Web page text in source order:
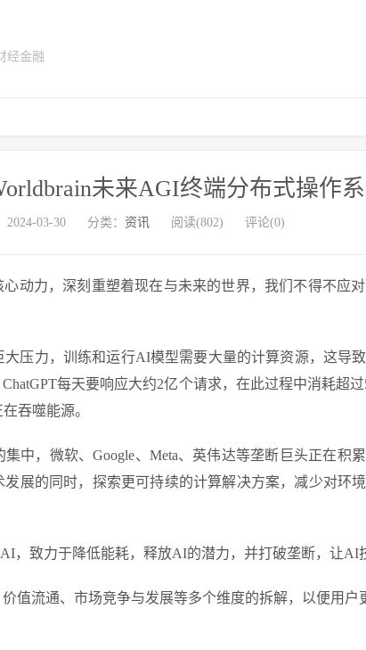
经金融
未来AGI终端分布式操作
2024-03-30 分类： 资讯 阅读(802) 评论(0)
动力，深刻重塑着现在与未来的世界，我们不得不应
压力，训练和运行AI模型需要大量的计算资源，这导
每天要响应大约2亿个请求，在此过程中消耗超
吞噬能源。
中，微软、Google、Meta、英伟达等垄断巨头正在积
展的同时，探索更可持续的计算解决方案，减少对环
，致力于降低能耗，释放AI的潜力，并打破垄断，让AI
值流通、市场竞争与发展等多个维度的拆解，以便用户